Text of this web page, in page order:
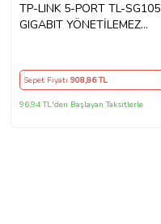
TP-LINK 5-PORT TL-SG105
GIGABIT YÖNETİLEMEZ
Sepet Fiyatı 908,86 TL
96,94 TL'den Başlayan Taksitlerle